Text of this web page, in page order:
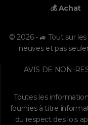
💰 Achat
© 2026 - 🚙 Tout sur
neuves et pas
AVIS DE NON-
Toutes les
fournies à titre
du respect des lois